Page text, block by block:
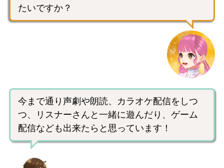
たいですか？
今まで通り声劇や朗読、カラオケ配信をしつ
つ、リスナーさんと一緒に遊んだり、ゲーム
配信なども出来たらと思っています！